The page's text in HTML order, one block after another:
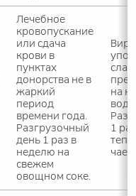
Лечебное
кровопускание
или сдача
крови в
пунктах
донорства не в
жаркий
период
времени года.
Разгрузочный
день 1 раз в
неделю на
свежем
овощном соке.
на
1
чае.